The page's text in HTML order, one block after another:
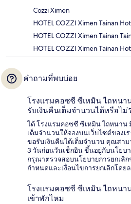
Cozzi Ximen
HOTEL COZZI Ximen Tainan
HOTEL COZZI Ximen Tainan
HOTEL COZZI Ximen Tainan
คำถามที่พบบ่อย
โรงแรมคอซซี ซีเหมิน ไถหนา
รับเงินคืนเต็มจำนวนได้หรือไม่
ได้ โรงแรมคอซซี ซีเหมิน ไถหนาน
เต็มจำนวนให้จองบนเว็บไซต์ของ
ขอรับเงินคืนได้เต็มจำนวน คุณสาม
3 วันก่อนวันเช็กอิน ขึ้นอยู่กับนโยบ
กรุณาตรวจสอบนโยบายการยกเลิ
กำหนดและเงื่อนไขการยกเลิกโดย
โรงแรมคอซซี ซีเหมิน ไถหนา
เข้าพักไหม